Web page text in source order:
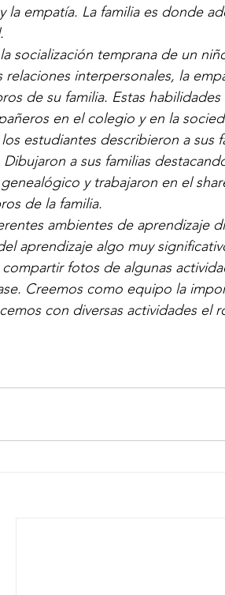
la empatía. La familia es donde
socialización temprana de un
relaciones interpersonales, la
de su familia. Estas
en el colegio y en la
estudiantes describieron a sus
a sus familias
y trabajaron en el
de la familia.
ambientes de aprendizaje
aprendizaje algo muy
fotos de algunas
Creemos como equipo la
con diversas actividades el